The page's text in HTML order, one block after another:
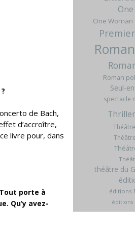
de Bach,
d’accroître,
livre pour, dans
porte à
Qu’y avez-
One Woman
Roman
Roman
Seul-
spectacle
Thriller
théâtre du
éditions
éditions